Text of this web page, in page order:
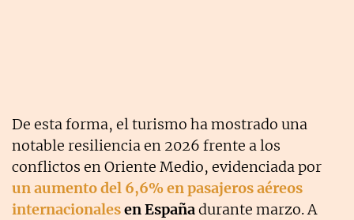
De esta forma, el turismo ha mostrado una
notable resiliencia en 2026 frente a los
conflictos en Oriente Medio, evidenciada por
un aumento del 6,6% en pasajeros aéreos
internacionalesen Españadurante marzo. A